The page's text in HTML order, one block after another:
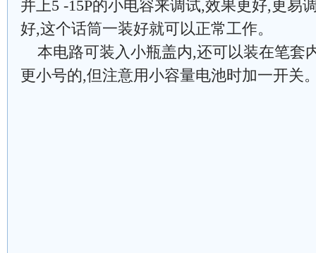
并上5 -15P的小电容来调试,效果更好,更易
好,这个话筒一装好就可以正常工作。
本电路可装入小瓶盖内,还可以装在笔套
更小号的,但注意用小容量电池时加一开关